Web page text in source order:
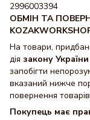
2996003394
ОБМІН ТА
На товари,
дія закону України
запобігти
вказаний нижче
повернення
Покупець має